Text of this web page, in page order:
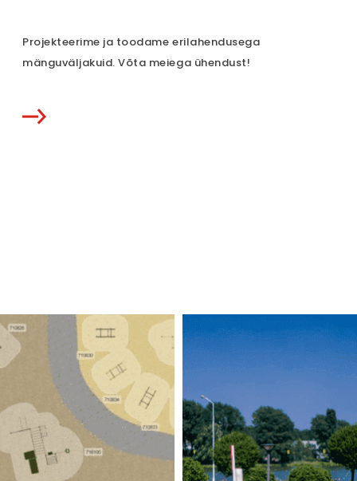
Projekteerime ja toodame erilahendusega
mänguväljakuid. Võta meiega ühendust!